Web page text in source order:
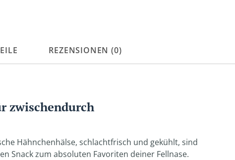
REZENSIONEN (0)
zwischendurch
Hähnchenhälse, schlachtfrisch und gekühlt, sind
Snack zum absoluten Favoriten deiner Fellnase.